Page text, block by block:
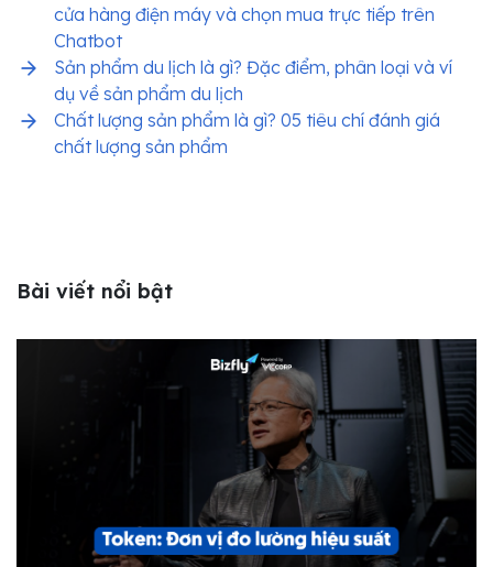
cửa hàng điện máy và chọn mua trực tiếp trên
Chatbot
Sản phẩm du lịch là gì? Đặc điểm, phân loại và ví
dụ về sản phẩm du lịch
Chất lượng sản phẩm là gì? 05 tiêu chí đánh giá
chất lượng sản phẩm
Bài viết nổi bật